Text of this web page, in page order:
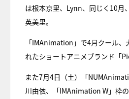
は根本京里、Lynn、同じく10月
英美里。
「IMAnimation」で4月クール
れたショートアニメブランド「
また7月4日（土）「
川由依、「IMAnimation W」枠